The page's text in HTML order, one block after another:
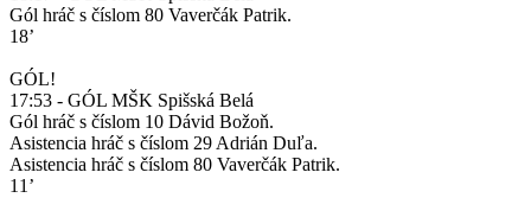
Gól hráč s číslom 80 Vaverčák Patrik.
18’
GÓL!
17:53 - GÓL MŠK Spišská Belá
Gól hráč s číslom 10 Dávid Božoň.
Asistencia hráč s číslom 29 Adrián Duľa.
Asistencia hráč s číslom 80 Vaverčák Patrik.
11’